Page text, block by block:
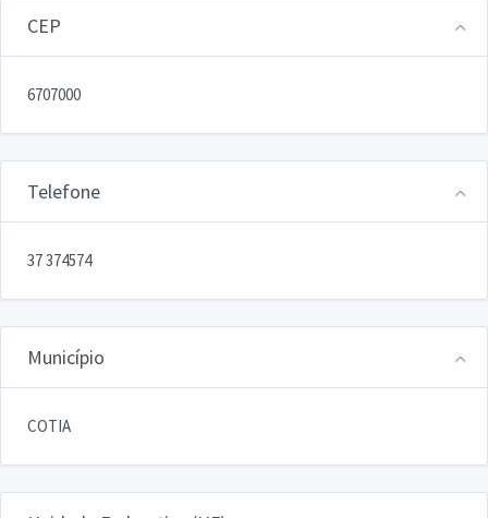
CEP
6707000
Telefone
37 374574
Município
COTIA